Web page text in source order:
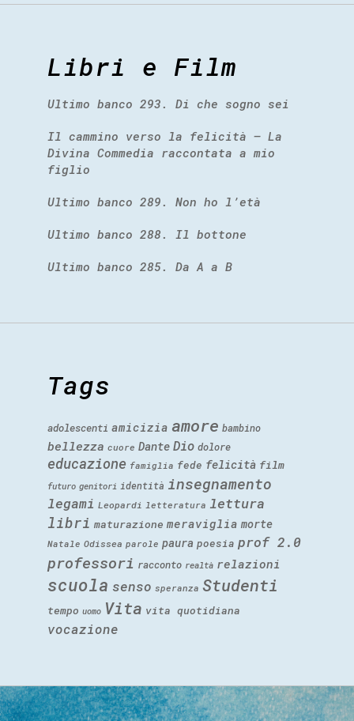
Libri e Film
Ultimo banco 293. Di che sogno sei
Il cammino verso la felicità – La
Divina Commedia raccontata a mio
figlio
Ultimo banco 289. Non ho l’età
Ultimo banco 288. Il bottone
Ultimo banco 285. Da A a B
Tags
adolescenti amicizia amore bambino
bellezza cuore Dante Dio dolore
educazione famiglia fede felicità film
futuro genitori identità insegnamento
legami Leopardi letteratura lettura
libri maturazione meraviglia morte
Natale Odissea parole paura poesia prof 2.0
professori racconto realtà relazioni
scuola senso speranza Studenti
tempo uomo Vita vita quotidiana
vocazione